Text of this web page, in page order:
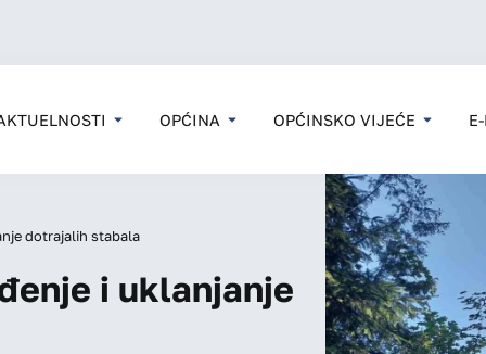
OPĆINA OPĆINSKO VIJEĆE
dotrajalih stabala
i uklanjanje